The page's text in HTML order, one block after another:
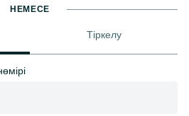
НЕМЕСЕ
Тіркелу